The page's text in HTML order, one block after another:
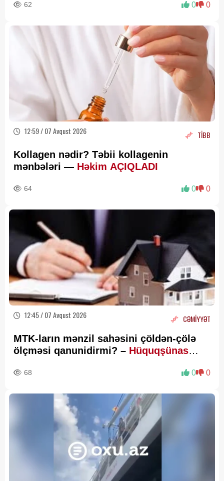
62 0 0
12:59 / 07 Avqust 2026 TİBB
Kollagen nədir? Təbii kollagenin
mənbələri — Həkim AÇIQLADI
64 0 0
12:45 / 07 Avqust 2026 CƏMİYYƏT
MTK-ların mənzil sahəsini çöldən-çölə
ölçməsi qanunidirmi? – Hüquqşünas
68 0 0